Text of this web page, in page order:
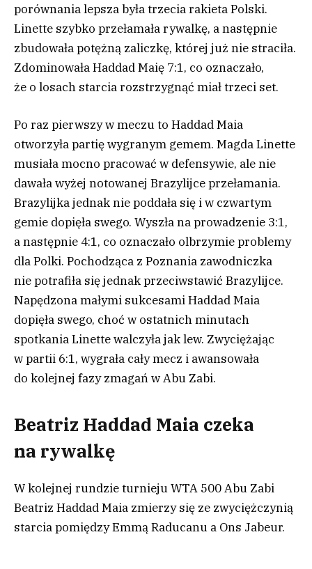
porównania lepsza była trzecia rakieta Polski.
Linette szybko przełamała rywalkę, a następnie
zbudowała potężną zaliczkę, której już nie straciła.
Zdominowała Haddad Maię 7:1, co oznaczało,
że o losach starcia rozstrzygnąć miał trzeci set.
Po raz pierwszy w meczu to Haddad Maia
otworzyła partię wygranym gemem. Magda Linette
musiała mocno pracować w defensywie, ale nie
dawała wyżej notowanej Brazylijce przełamania.
Brazylijka jednak nie poddała się i w czwartym
gemie dopięła swego. Wyszła na prowadzenie 3:1,
a następnie 4:1, co oznaczało olbrzymie problemy
dla Polki. Pochodząca z Poznania zawodniczka
nie potrafiła się jednak przeciwstawić Brazylijce.
Napędzona małymi sukcesami Haddad Maia
dopięła swego, choć w ostatnich minutach
spotkania Linette walczyła jak lew. Zwyciężając
w partii 6:1, wygrała cały mecz i awansowała
do kolejnej fazy zmagań w Abu Zabi.
Beatriz Haddad Maia czeka
na rywalkę
W kolejnej rundzie turnieju WTA 500 Abu Zabi
Beatriz Haddad Maia zmierzy się ze zwyciężczynią
starcia pomiędzy Emmą Raducanu a Ons Jabeur.